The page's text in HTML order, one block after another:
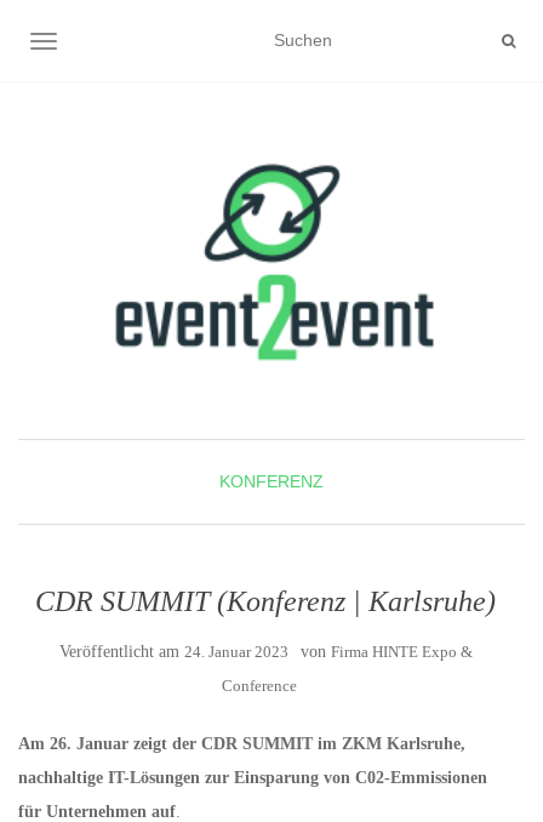
NAVIGATION UMSCHALTEN
KONFERENZ
CDR SUMMIT (Konferenz | Karlsruhe)
Veröffentlicht am 24. Januar 2023 von Firma HINTE Expo &
Conference
Am 26. Januar zeigt der CDR SUMMIT im ZKM Karlsruhe,
nachhaltige IT-Lösungen zur Einsparung von C02-Emmissionen
für Unternehmen auf.